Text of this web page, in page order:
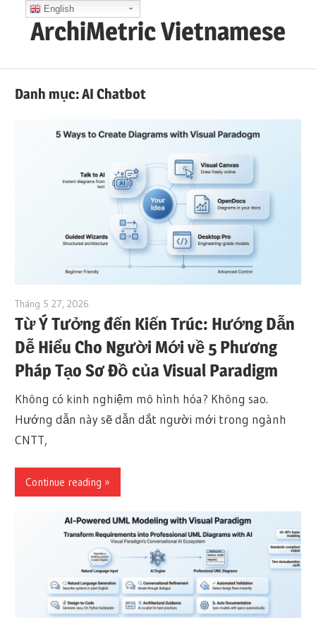
ArchiMetric Vietnamese
Ops,
Danh mục:AI Chatbot
Tháng 5 27, 2026
Từ Ý Tưởng đến Kiến Trúc: Hướng Dẫn
Dễ Hiểu Cho Người Mới về 5 Phương
Pháp Tạo Sơ Đồ của Visual Paradigm
Không có kinh nghiệm mô hình hóa? Không sao.
Hướng dẫn này sẽ dẫn dắt người mới trong ngành
CNTT,
Continue reading
English